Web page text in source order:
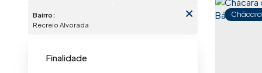
Bairro:
Recreio Alvorada
Finalidade
Chácara